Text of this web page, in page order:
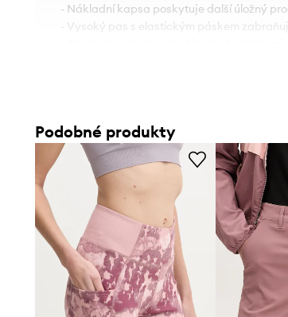
- Nákladní kapsa poskytuje další úložný
- Vysoký pas s elastickým páskem
Podobné produkty